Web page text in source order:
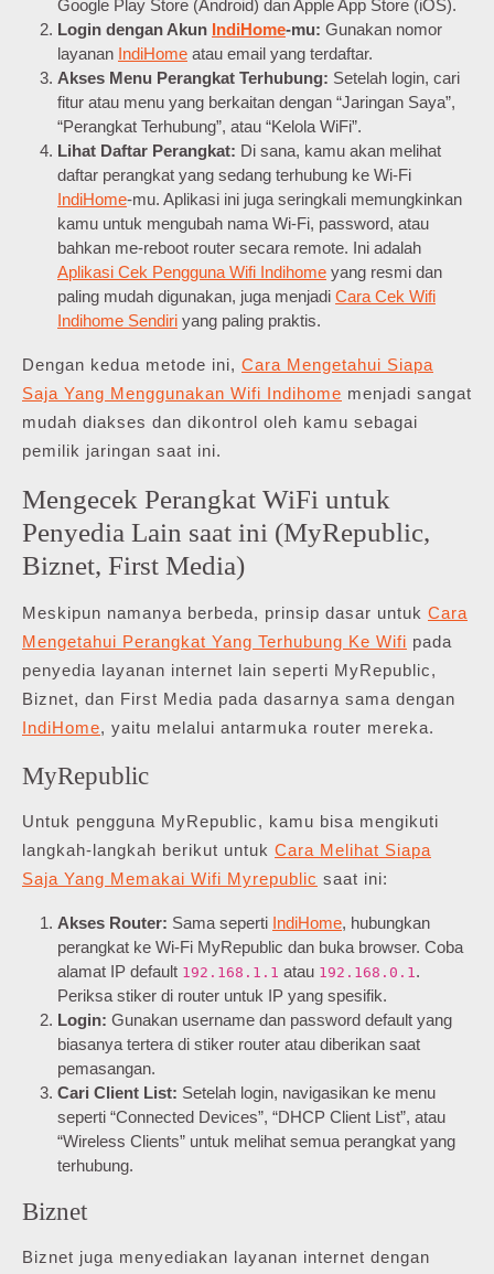
Google Play Store (Android) dan Apple App Store (iOS).
Login dengan Akun IndiHome-mu: Gunakan nomor
layanan IndiHome atau email yang terdaftar.
Akses Menu Perangkat Terhubung: Setelah login, cari
fitur atau menu yang berkaitan dengan “Jaringan Saya”,
“Perangkat Terhubung”, atau “Kelola WiFi”.
Lihat Daftar Perangkat: Di sana, kamu akan melihat
daftar perangkat yang sedang terhubung ke Wi-Fi
IndiHome-mu. Aplikasi ini juga seringkali memungkinkan
kamu untuk mengubah nama Wi-Fi, password, atau
bahkan me-reboot router secara remote. Ini adalah
Aplikasi Cek Pengguna Wifi Indihome yang resmi dan
paling mudah digunakan, juga menjadi Cara Cek Wifi
Indihome Sendiri yang paling praktis.
Dengan kedua metode ini, Cara Mengetahui Siapa
Saja Yang Menggunakan Wifi Indihome menjadi sangat
mudah diakses dan dikontrol oleh kamu sebagai
pemilik jaringan saat ini.
Mengecek Perangkat WiFi untuk
Penyedia Lain saat ini (MyRepublic,
Biznet, First Media)
Meskipun namanya berbeda, prinsip dasar untuk Cara
Mengetahui Perangkat Yang Terhubung Ke Wifi pada
penyedia layanan internet lain seperti MyRepublic,
Biznet, dan First Media pada dasarnya sama dengan
IndiHome, yaitu melalui antarmuka router mereka.
MyRepublic
Untuk pengguna MyRepublic, kamu bisa mengikuti
langkah-langkah berikut untuk Cara Melihat Siapa
Saja Yang Memakai Wifi Myrepublic saat ini:
Akses Router: Sama seperti IndiHome, hubungkan
perangkat ke Wi-Fi MyRepublic dan buka browser. Coba
alamat IP default 192.168.1.1 atau 192.168.0.1 .
Periksa stiker di router untuk IP yang spesifik.
Login: Gunakan username dan password default yang
biasanya tertera di stiker router atau diberikan saat
pemasangan.
Cari Client List: Setelah login, navigasikan ke menu
seperti “Connected Devices”, “DHCP Client List”, atau
“Wireless Clients” untuk melihat semua perangkat yang
terhubung.
Biznet
Biznet juga menyediakan layanan internet dengan